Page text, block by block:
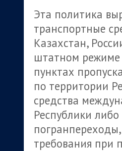
Эта политика
транспортные
Казахстан,
штатном режиме
пунктах
по территории
средства
Республики
требования при